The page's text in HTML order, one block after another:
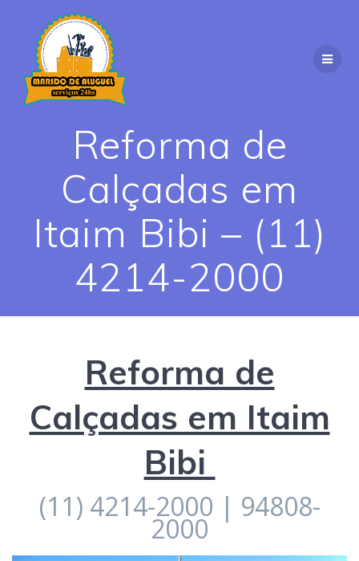
Reforma de
Calçadas em
Itaim Bibi – (11)
4214-2000
Reforma de
Calçadas em Itaim
Bibi
(11) 4214-2000 | 94808-
2000